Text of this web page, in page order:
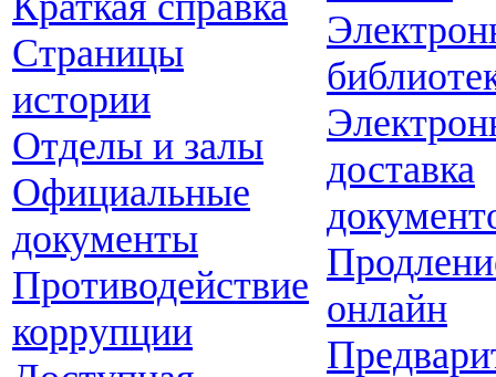
Страницы
истории
Отделы и залы
Официальные
документы
Противодействие
коррупции
доставка
онлайн